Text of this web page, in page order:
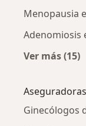
Menopausia
Adenomiosis
Ver más (15)
Ginecólogos